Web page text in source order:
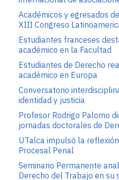
Académicos y egresados
XIII Congreso
Estudiantes franceses
académico en la Facultad
Estudiantes de Derecho
académico en Europa
Conversatorio
identidad y justicia
Profesor Rodrigo Palomo
jornadas doctorales de
UTalca impulsó la
Procesal Penal
Seminario Permanente
Derecho del Trabajo en su